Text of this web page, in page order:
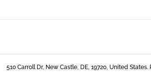
510 Carroll Dr, New Castle, DE, 19720, United